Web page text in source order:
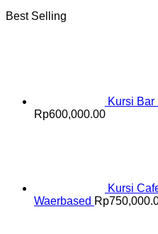
Best Selling
Kursi Bar
Rp600,000.00
Kursi
Waerbased Rp